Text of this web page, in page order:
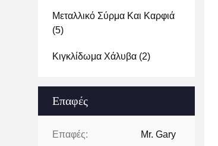
Μεταλλικό Σύρμα Και Καρφιά
(5)
Κιγκλίδωμα Χάλυβα (2)
Επαφές
Επαφές: Mr. Gary